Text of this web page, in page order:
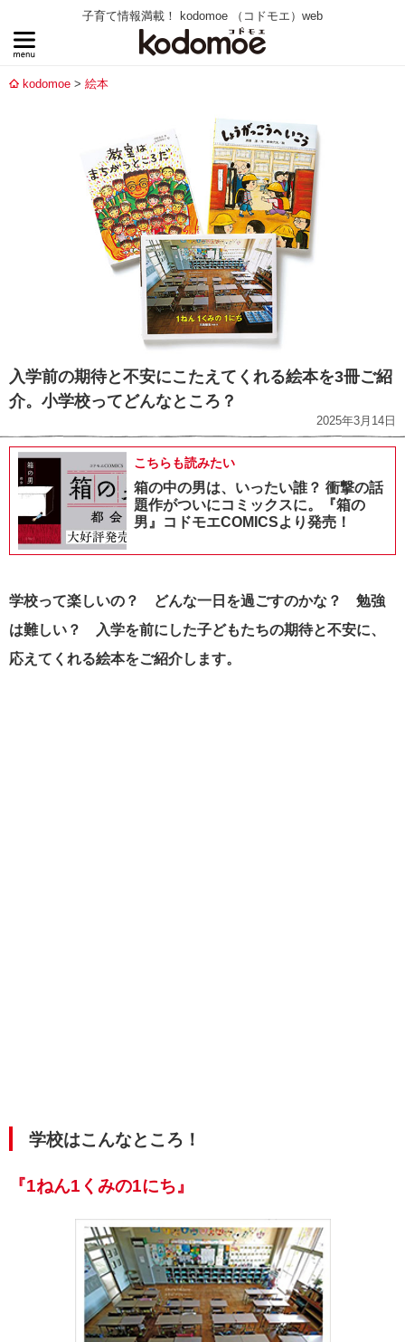
子育て情報満載！ kodomoe （コドモエ）web
kodomoe 絵本
入学前の期待と不安にこたえてくれる絵本を3冊ご紹
介。小学校ってどんなところ？
2025年3月14日
こちらも読みたい
箱の中の男は、いったい誰？ 衝撃の話
題作がついにコミックスに。『箱の
男』コドモエCOMICSより発売！
学校って楽しいの？ どんな一日を過ごすのかな？ 勉強
は難しい？ 入学を前にした子どもたちの期待と不安に、
応えてくれる絵本をご紹介します。
学校はこんなところ！
『1ねん1くみの1にち』